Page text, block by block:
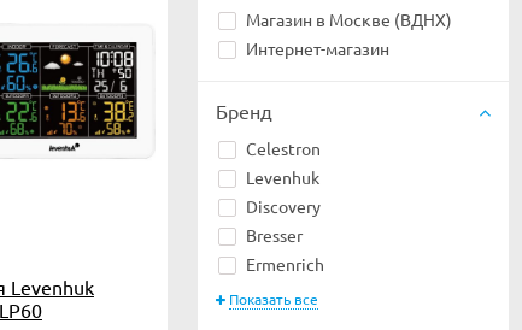
Магазин в Москве (ВДНХ)
Интернет-магазин
Бренд
Celestron
Levenhuk
Discovery
Bresser
Ermenrich
Показать все
Levenhuk